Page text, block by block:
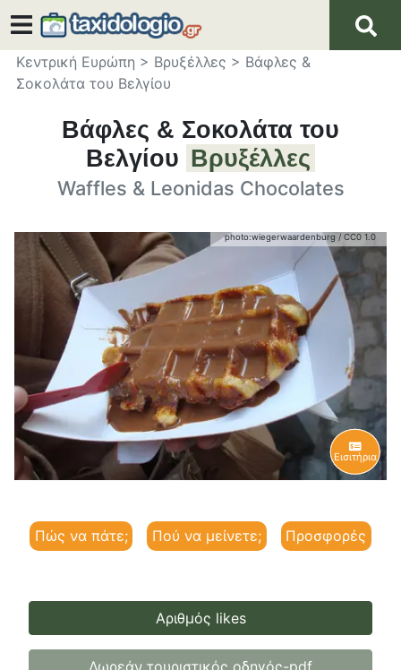
Κεντρική Ευρώπη > Βρυξέλλες > Βάφλες &
Σοκολάτα του Βελγίου
Βάφλες & Σοκολάτα του
Βελγίου Βρυξέλλες
Waffles & Leonidas Chocolates
photo:wiegerwaardenburg / CC0 1.0
Εισιτήρια
Πώς να πάτε; Πού να μείνετε; Προσφορές
Αριθμός likes